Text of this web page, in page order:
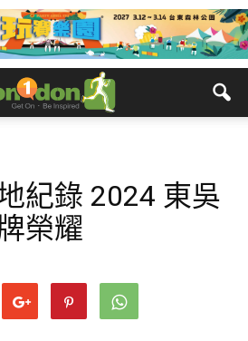
紀錄 2024 東吳
榮耀